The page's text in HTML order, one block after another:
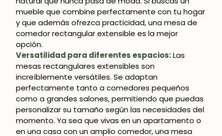
mueble que combine perfectamente con tu hogar
y que además ofrezca practicidad, una mesa de
comedor rectangular extensible es la mejor
opción.
Versatilidad para diferentes espacios:Las
mesas rectangulares extensibles son
increíblemente versátiles. Se adaptan
perfectamente tanto a comedores pequeños
como a grandes salones, permitiendo que puedas
personalizar su tamaño según las necesidades del
momento. Ya sea que vivas en un apartamento o
en una casa con un amplio comedor, una mesa